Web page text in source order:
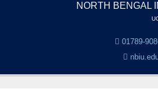
NORTH BENGAL
01789-